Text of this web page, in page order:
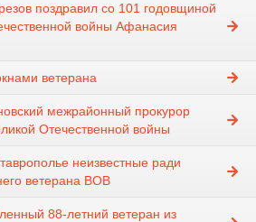
поздравил со 101 годовщиной
войны Афанасия
ветерана
межрайонный прокурор
Отечественной войны
неизвестные ради
ветерана ВОВ
88-летний ветеран из